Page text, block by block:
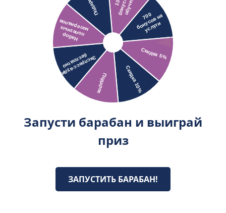
Запусти барабан и выиграй
приз
ЗАПУСТИТЬ БАРАБАН!